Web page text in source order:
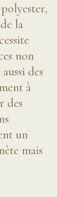
la
non
des
à
des
un
mais